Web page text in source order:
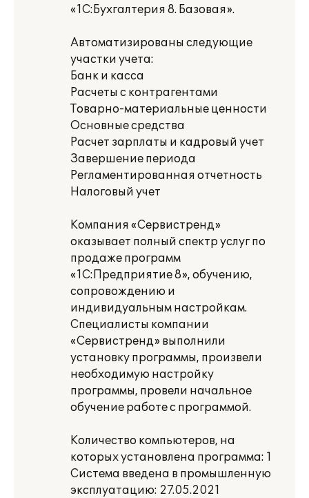
«1С:Бухгалтерия 8. Базовая».
Автоматизированы следующие
участки учета:
Банк и касса
Расчеты с контрагентами
Товарно-материальные ценности
Основные средства
Расчет зарплаты и кадровый учет
Завершение периода
Регламентированная отчетность
Налоговый учет
Компания «Сервистренд»
оказывает полный спектр услуг по
продаже программ
«1С:Предприятие 8», обучению,
сопровождению и
индивидуальным настройкам.
Специалисты компании
«Сервистренд» выполнили
установку программы, произвели
необходимую настройку
программы, провели начальное
обучение работе с программой.
Количество компьютеров, на
которых установлена программа: 1
Система введена в промышленную
эксплуатацию: 27.05.2021